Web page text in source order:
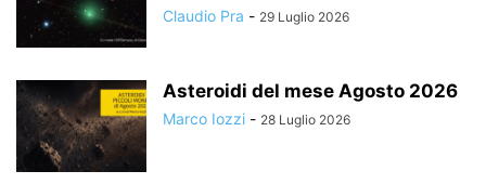
Claudio Pra - 29 Luglio 2026
Asteroidi del mese Agosto 2026
Marco Iozzi - 28 Luglio 2026